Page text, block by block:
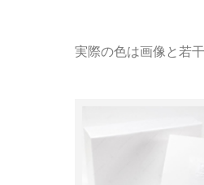
実際の色は画像と若